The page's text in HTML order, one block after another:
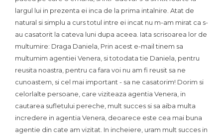
largul lui in prezenta ei inca de la prima intalnire. Atat de
natural si simplu a curs totul intre ei incat nu m-am mirat ca s-
au casatorit la cateva luni dupa aceea. Iata scrisoarea lor de
multumire: Draga Daniela, Prin acest e-mail tinem sa
multumim agentiei Venera, si totodata tie Daniela, pentru
reusita noastra, pentru ca fara voi nu am fi reusit sa ne
cunoastem, si cel mai important - sa ne casatorim! Dorim si
celorlalte persoane, care viziteaza agentia Venera, in
cautarea sufletului pereche, mult succes si sa aiba multa
incredere in agentia Venera, deoarece este cea mai buna
agentie din cate am vizitat. In incheiere, uram mult succes in